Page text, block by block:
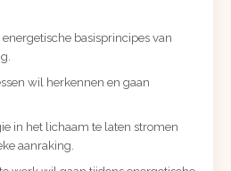
basisprincipes van
wil herkennen en gaan
in het lichaam te laten stromen
aanraking.